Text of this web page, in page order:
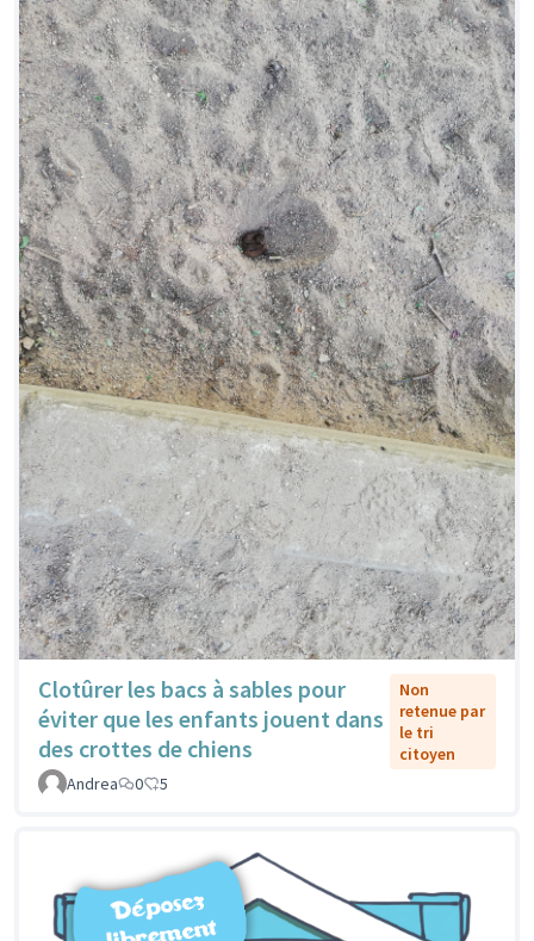
Clotûrer les bacs à sables pour
éviter que les enfants jouent dans
des crottes de chiens
Non
retenue par
le tri
citoyen
Andrea
0 5